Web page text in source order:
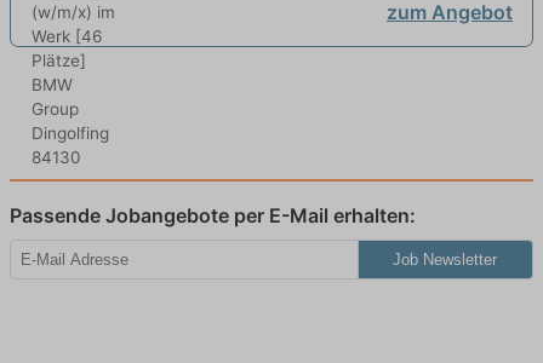
zum Angebot
Passende Jobangebote per E-Mail erhalten:
Job Newsletter